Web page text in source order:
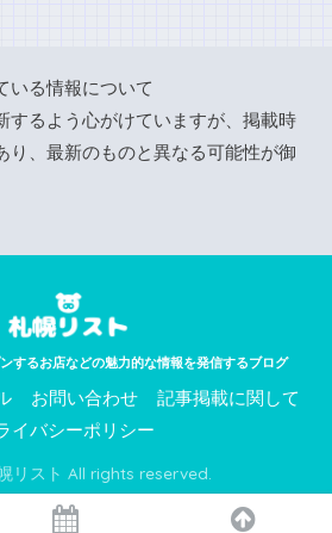
いる情報について
するよう心がけていますが、掲載時
り、最新のものと異なる可能性が御
するお店などの魅力的な情報を発信するブログ
お問い合わせ
記事掲載に関して
イバシーポリシー
リスト All rights reserved.